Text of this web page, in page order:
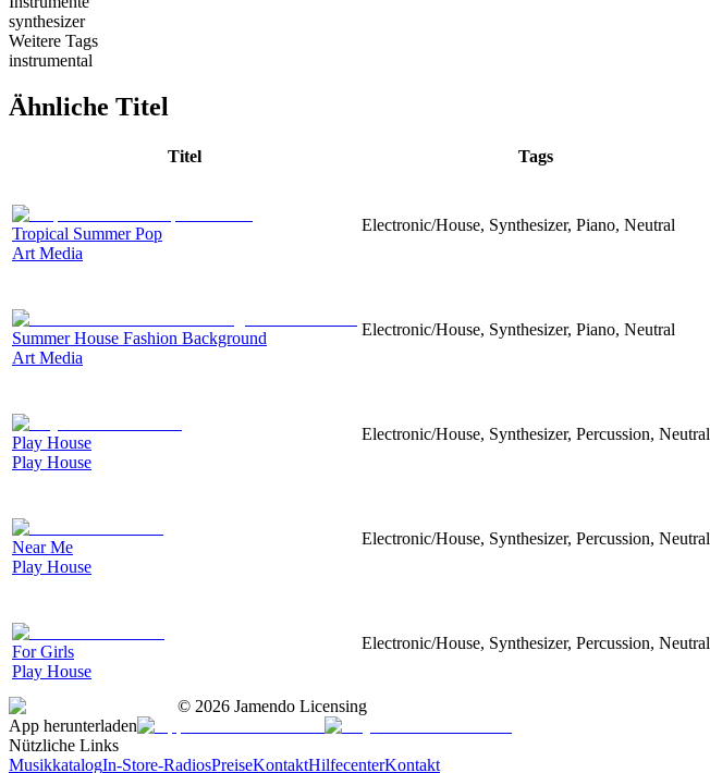
synthesizer
Weitere Tags
instrumental
Ähnliche Titel
Titel Tags
Tropical Summer Pop
Art Media
Electronic/House, Synthesizer, Piano, Neutral
Summer House Fashion Background
Art Media
Electronic/House, Synthesizer, Piano, Neutral
Play House
Play House
Electronic/House, Synthesizer, Percussion, Neutral
Near Me
Play House
Electronic/House, Synthesizer, Percussion, Neutral
For Girls
Play House
Electronic/House, Synthesizer, Percussion, Neutral
© 2026 Jamendo Licensing
App herunterladen
Nützliche Links
MusikkatalogIn-Store-RadiosPreiseKontaktHilfecenterKontakt